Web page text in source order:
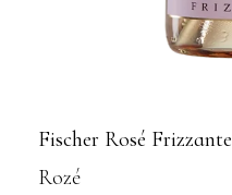
Fischer Rosé Frizzante
Rozé